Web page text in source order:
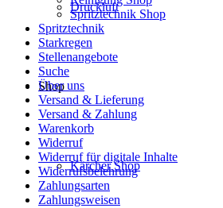
Druckluft
Shop
Kärcher Shop
Spritztechnik Shop
Spritztechnik
Starkregen
Stellenangebote
Suche
Über uns
Versand & Lieferung
Versand & Zahlung
Warenkorb
Widerruf
Widerruf für digitale Inhalte
Widerrufsbelehrung
Zahlungsarten
Zahlungsweisen